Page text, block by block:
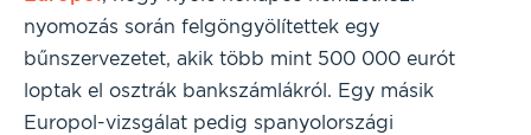
nyomozás során felgöngyölítettek egy
bűnszervezetet, akik több mint 500 000 eurót
loptak el osztrák bankszámlákról. Egy másik
Europol-vizsgálat pedig spanyolországi